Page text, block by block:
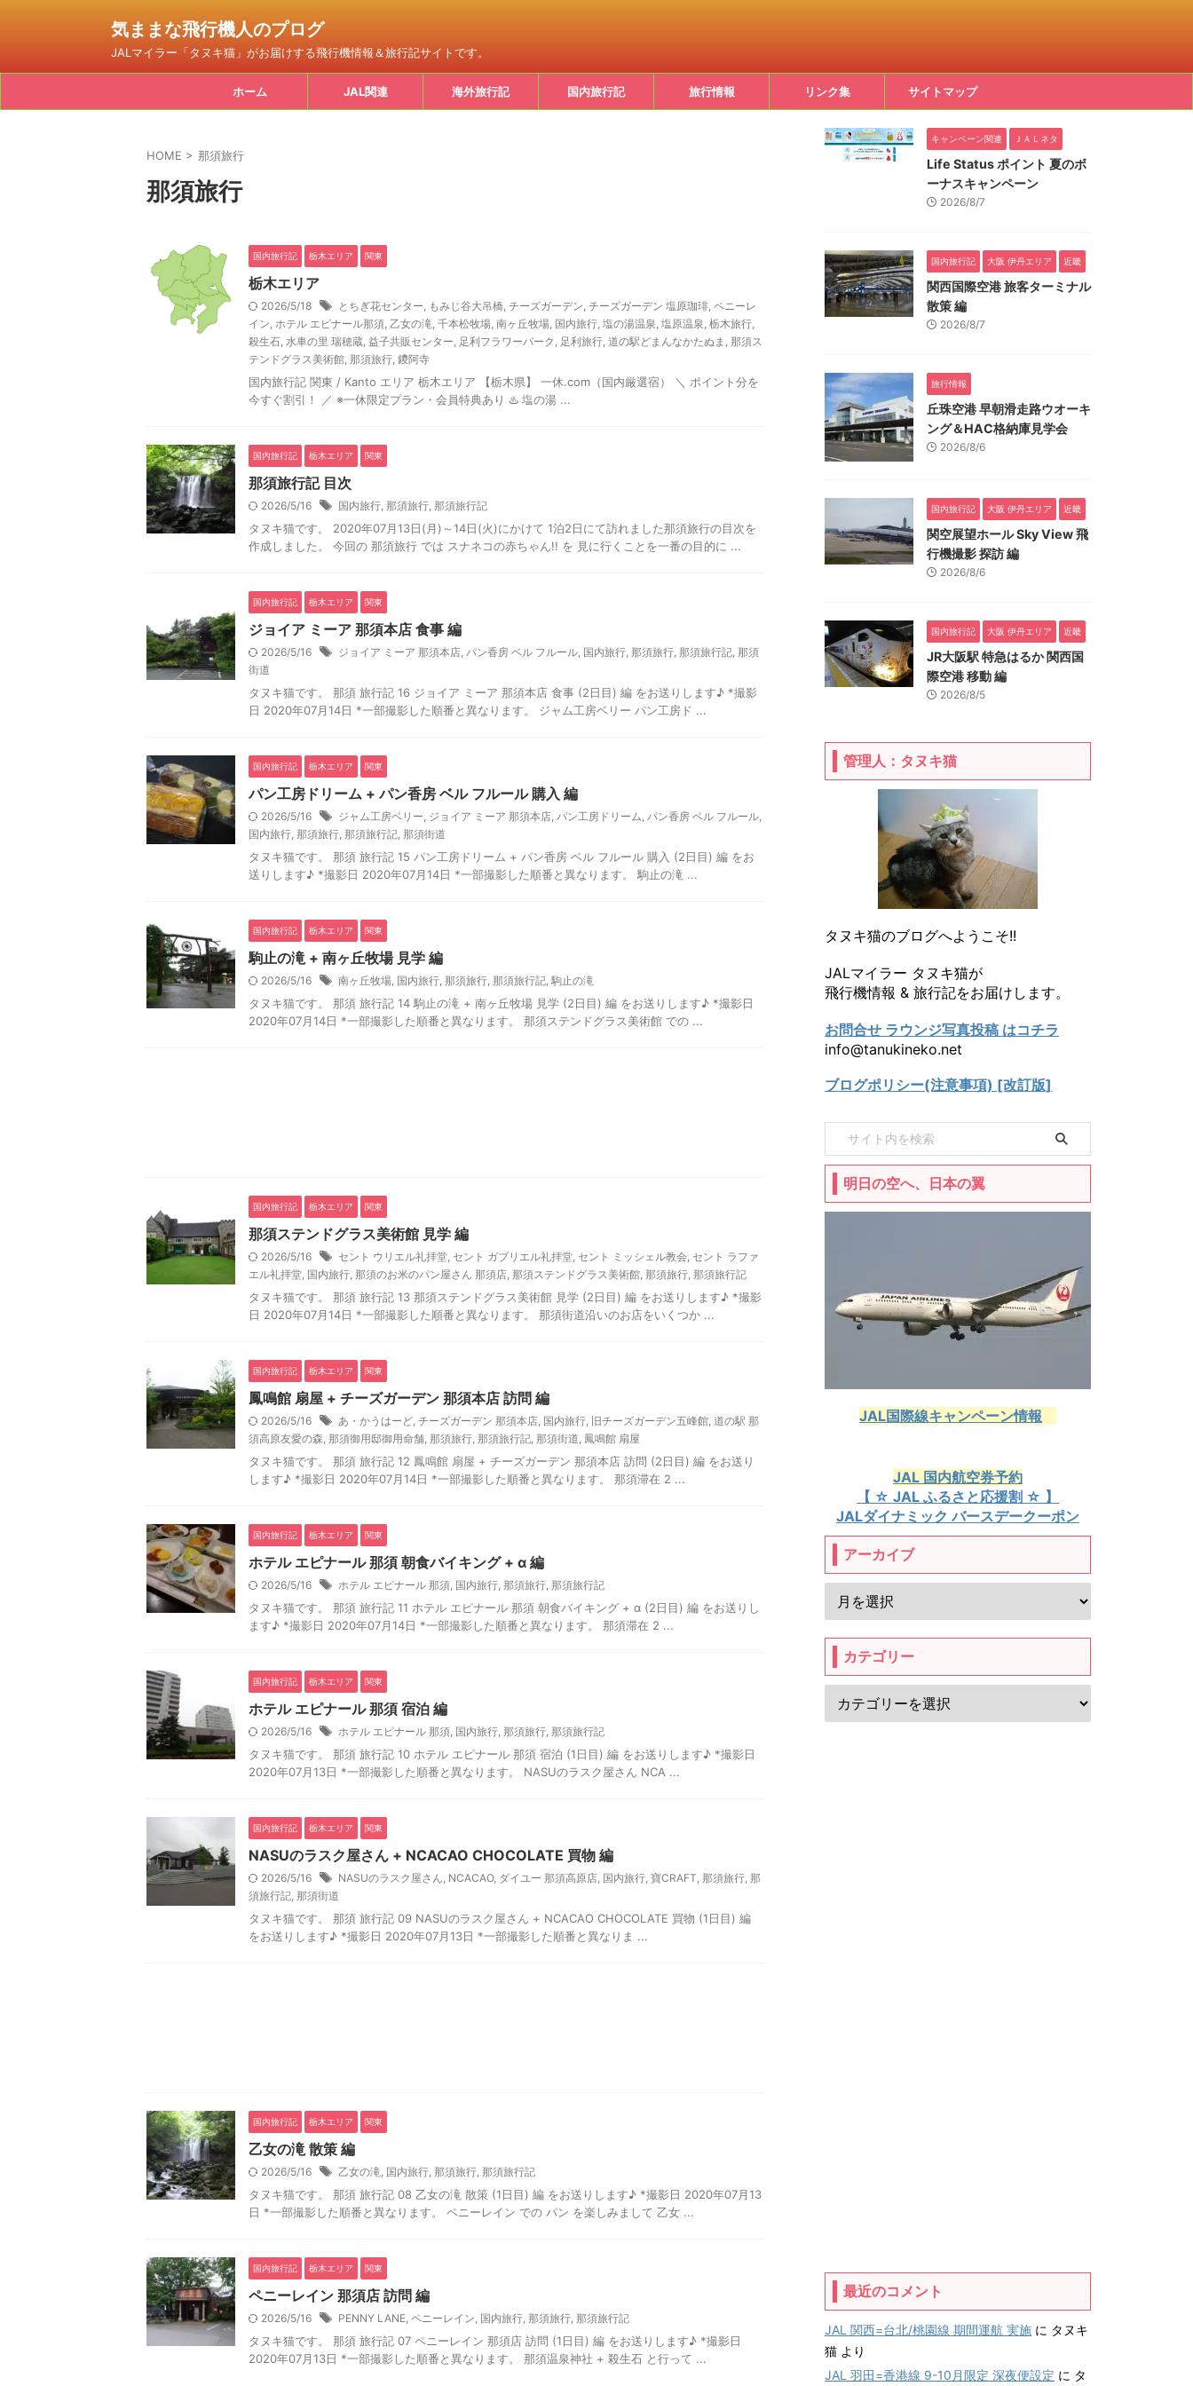
気ままな飛行機人のプログ
JALマイラー「タヌキ猫」がお届けする飛行機情報＆旅行記サイトです。
ホーム JAL関連 海外旅行記 国内旅行記 旅行情報 リンク集 サイトマップ
HOME > 那須旅行
那須旅行
国内旅行記 栃木エリア 関東
栃木エリア
2026/5/18 とちぎ花センター, もみじ谷大吊橋, チーズガーデン, チーズガーデン 塩原珈琲, ペニーレ
イン, ホテル エピナール那須, 乙女の滝, 千本松牧場, 南ヶ丘牧場, 国内旅行, 塩の湯温泉, 塩原温泉, 栃木旅行,
殺生石, 水車の里 瑞穂蔵, 益子共販センター, 足利フラワーパーク , 足利旅行, 道の駅どまんなかたぬま , 那須ス
テンドグラス美術館, 那須旅行, 鑁阿寺
国内旅行記 関東 / Kanto エリア 栃木エリア 【栃木県】 一休.com（国内厳選宿） ＼ ポイント分を
今すぐ割引！ ／ ※一休限定プラン・会員特典あり ♨️ 塩の湯 ...
国内旅行記 栃木エリア 関東
那須旅行記 目次
2026/5/16 国内旅行, 那須旅行, 那須旅行記
タヌキ猫です。 2020年07月13日(月)～14日(火)にかけて 1泊2日にて訪れました那須旅行の目次を
作成しました。 今回の 那須旅行 では スナネコの赤ちゃん!! を 見に行くことを一番の目的に ...
国内旅行記 栃木エリア 関東
ジョイア ミーア 那須本店 食事 編
2026/5/16 ジョイア ミーア 那須本店, パン香房 ベル フルール, 国内旅行, 那須旅行, 那須旅行記, 那須
街道
タヌキ猫です。 那須 旅行記 16 ジョイア ミーア 那須本店 食事 (2日目) 編 をお送りします♪ *撮影
日 2020年07月14日 *一部撮影した順番と異なります。 ジャム工房ベリー パン工房ド ...
国内旅行記 栃木エリア 関東
パン工房ドリーム + パン香房 ベル フルール 購入 編
2026/5/16 ジャム工房ベリー, ジョイア ミーア 那須本店, パン工房ドリーム, パン香房 ベル フルール,
国内旅行, 那須旅行, 那須旅行記, 那須街道
タヌキ猫です。 那須 旅行記 15 パン工房ドリーム + パン香房 ベル フルール 購入 (2日目) 編 をお
送りします♪ *撮影日 2020年07月14日 *一部撮影した順番と異なります。 駒止の滝 ...
国内旅行記 栃木エリア 関東
駒止の滝 + 南ヶ丘牧場 見学 編
2026/5/16 南ヶ丘牧場, 国内旅行, 那須旅行, 那須旅行記, 駒止の滝
タヌキ猫です。 那須 旅行記 14 駒止の滝 + 南ヶ丘牧場 見学 (2日目) 編 をお送りします♪ *撮影日
2020年07月14日 *一部撮影した順番と異なります。 那須ステンドグラス美術館 での ...
国内旅行記 栃木エリア 関東
那須ステンドグラス美術館 見学 編
2026/5/16 セント ウリエル礼拝堂, セント ガブリエル礼拝堂, セント ミッシェル教会, セント ラファ
エル礼拝堂, 国内旅行, 那須のお米のパン屋さん 那須店, 那須ステンドグラス美術館, 那須旅行, 那須旅行記
タヌキ猫です。 那須 旅行記 13 那須ステンドグラス美術館 見学 (2日目) 編 をお送りします♪ *撮影
日 2020年07月14日 *一部撮影した順番と異なります。 那須街道沿いのお店をいくつか ...
国内旅行記 栃木エリア 関東
鳳鳴館 扇屋 + チーズガーデン 那須本店 訪問 編
2026/5/16 あ・かうはーど, チーズガーデン 那須本店, 国内旅行, 旧チーズガーデン五峰館, 道の駅 那
須高原友愛の森, 那須御用邸御用命舗, 那須旅行, 那須旅行記, 那須街道, 鳳鳴館 扇屋
タヌキ猫です。 那須 旅行記 12 鳳鳴館 扇屋 + チーズガーデン 那須本店 訪問 (2日目) 編 をお送り
します♪ *撮影日 2020年07月14日 *一部撮影した順番と異なります。 那須滞在 2 ...
国内旅行記 栃木エリア 関東
ホテル エピナール 那須 朝食バイキング + α 編
2026/5/16 ホテル エピナール 那須, 国内旅行, 那須旅行, 那須旅行記
タヌキ猫です。 那須 旅行記 11 ホテル エピナール 那須 朝食バイキング + α (2日目) 編 をお送りし
ます♪ *撮影日 2020年07月14日 *一部撮影した順番と異なります。 那須滞在 2 ...
国内旅行記 栃木エリア 関東
ホテル エピナール 那須 宿泊 編
2026/5/16 ホテル エピナール 那須, 国内旅行, 那須旅行, 那須旅行記
タヌキ猫です。 那須 旅行記 10 ホテル エピナール 那須 宿泊 (1日目) 編 をお送りします♪ *撮影日
2020年07月13日 *一部撮影した順番と異なります。 NASUのラスク屋さん NCA ...
国内旅行記 栃木エリア 関東
NASUのラスク屋さん + NCACAO CHOCOLATE 買物 編
2026/5/16 NASUのラスク屋さん, NCACAO, ダイユー 那須高原店, 国内旅行, 寶CRAFT, 那須旅行, 那
須旅行記, 那須街道
タヌキ猫です。 那須 旅行記 09 NASUのラスク屋さん + NCACAO CHOCOLATE 買物 (1日目) 編
をお送りします♪ *撮影日 2020年07月13日 *一部撮影した順番と異なりま ...
国内旅行記 栃木エリア 関東
乙女の滝 散策 編
2026/5/16 乙女の滝, 国内旅行, 那須旅行, 那須旅行記
タヌキ猫です。 那須 旅行記 08 乙女の滝 散策 (1日目) 編 をお送りします♪ *撮影日 2020年07月13
日 *一部撮影した順番と異なります。 ペニーレイン での パン を楽しみまして 乙女 ...
国内旅行記 栃木エリア 関東
ペニーレイン 那須店 訪問 編
2026/5/16 PENNY LANE, ペニーレイン, 国内旅行, 那須旅行, 那須旅行記
タヌキ猫です。 那須 旅行記 07 ペニーレイン 那須店 訪問 (1日目) 編 をお送りします♪ *撮影日
2020年07月13日 *一部撮影した順番と異なります。 那須温泉神社 + 殺生石 と行って ...
キャンペーン関連 ＪＡＬネタ
Life Status ポイント 夏のボ
ーナスキャンペーン
2026/8/7
国内旅行記 大阪 伊丹エリア 近畿
関西国際空港 旅客ターミナル
散策 編
2026/8/7
旅行情報
丘珠空港 早朝滑走路ウオーキ
ング＆HAC格納庫見学会
2026/8/6
国内旅行記 大阪 伊丹エリア 近畿
関空展望ホール Sky View 飛
行機撮影 探訪 編
2026/8/6
国内旅行記 大阪 伊丹エリア 近畿
JR大阪駅 特急はるか 関西国
際空港 移動 編
2026/8/5
管理人：タヌキ猫
タヌキ猫のブログへようこそ!!
JALマイラー タヌキ猫が
飛行機情報 & 旅行記をお届けします。
お問合せ ラウンジ写真投稿 はコチラ
info@tanukineko.net
ブログポリシー(注意事項) [改訂版]
明日の空へ、日本の翼
JAL国際線キャンペーン情報
JAL 国内航空券予約
【 ☆ JAL ふるさと応援割 ☆ 】
JALダイナミック バースデークーポン
アーカイブ
カテゴリー
最近のコメント
JAL 関西=台北/桃園線 期間運航 実施 に タヌキ
猫 より
JAL 羽田=香港線 9-10月限定 深夜便設定 に タ